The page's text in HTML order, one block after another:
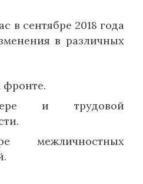
в сентябре 2018 года
в различных
и трудовой
межличностных